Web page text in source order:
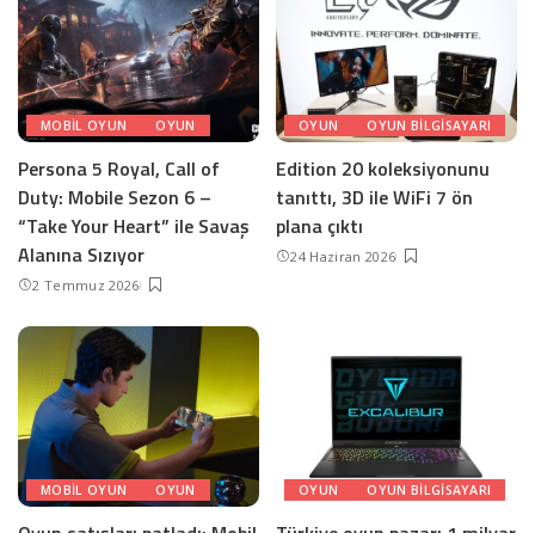
MOBIL OYUN OYUN
Persona 5 Royal, Call of
Duty: Mobile Sezon 6 –
“Take Your Heart” ile Savaş
Alanına Sızıyor
2 Temmuz 2026
OYUN OYUN BILGISAYARI
Edition 20 koleksiyonunu
tanıttı, 3D ile WiFi 7 ön
plana çıktı
24 Haziran 2026
MOBIL OYUN OYUN OYUN OYUN BILGISAYARI